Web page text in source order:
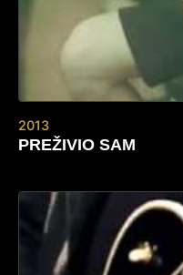
2013
PREŽIVIO SAM